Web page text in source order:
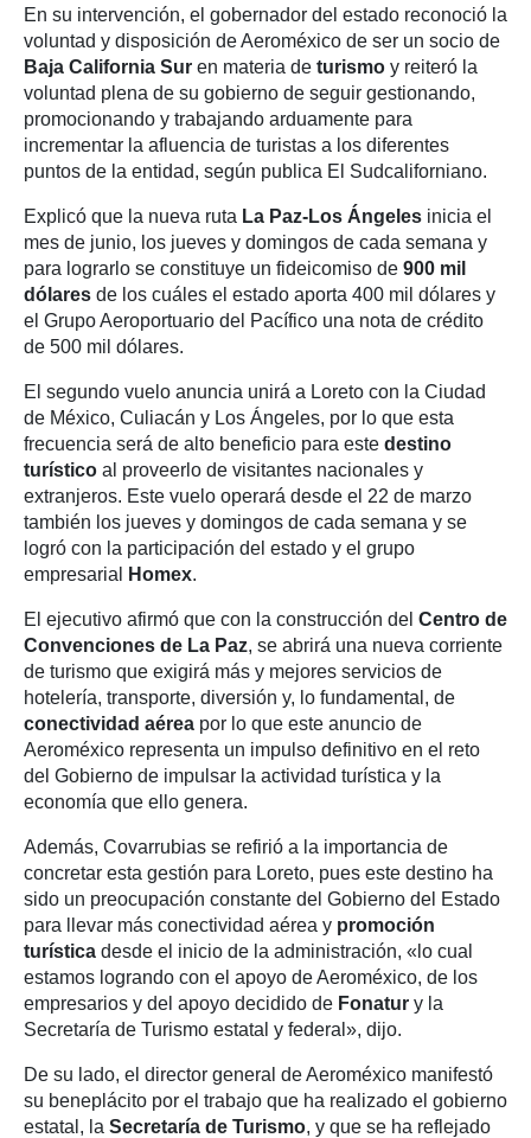
En su intervención, el gobernador del estado reconoció la
voluntad y disposición de Aeroméxico de ser un socio de
Baja California Sur en materia de turismo y reiteró la
voluntad plena de su gobierno de seguir gestionando,
promocionando y trabajando arduamente para
incrementar la afluencia de turistas a los diferentes
puntos de la entidad, según publica El Sudcaliforniano.
Explicó que la nueva ruta La Paz-Los Ángeles inicia el
mes de junio, los jueves y domingos de cada semana y
para lograrlo se constituye un fideicomiso de 900 mil
dólares de los cuáles el estado aporta 400 mil dólares y
el Grupo Aeroportuario del Pacífico una nota de crédito
de 500 mil dólares.
El segundo vuelo anuncia unirá a Loreto con la Ciudad
de México, Culiacán y Los Ángeles, por lo que esta
frecuencia será de alto beneficio para este destino
turístico al proveerlo de visitantes nacionales y
extranjeros. Este vuelo operará desde el 22 de marzo
también los jueves y domingos de cada semana y se
logró con la participación del estado y el grupo
empresarial
Homex.
El ejecutivo afirmó que con la construcción del Centro de
Convenciones de La Paz, se abrirá una nueva corriente
de turismo que exigirá más y mejores servicios de
hotelería, transporte, diversión y, lo fundamental, de
conectividad aérea por lo que este anuncio de
Aeroméxico representa un impulso definitivo en el reto
del Gobierno de impulsar la actividad turística y la
economía que ello genera.
Además, Covarrubias se refirió a la importancia de
concretar esta gestión para Loreto, pues este destino ha
sido un preocupación constante del Gobierno del Estado
para llevar más conectividad aérea y promoción
turística desde el inicio de la administración, «lo cual
estamos logrando con el apoyo de Aeroméxico, de los
empresarios y del apoyo decidido de Fonatur y la
Secretaría de Turismo estatal y federal», dijo.
De su lado, el director general de Aeroméxico manifestó
su beneplácito por el trabajo que ha realizado el gobierno
estatal, la Secretaría de Turismo, y que se ha reflejado